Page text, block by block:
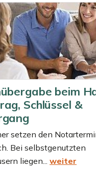
beim
Schlüssel &
setzen den
Bei selbstgenutzten
liegen... weiter